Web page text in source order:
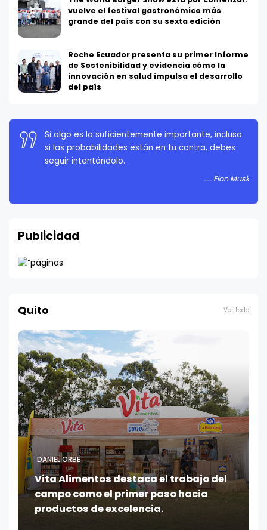
vuelve el festival gastronómico más
grande del país con su sexta edición
Roche Ecuador presenta su primer Informe
de Sostenibilidad y evidencia cómo la
innovación en salud impulsa el desarrollo
del país
La persistencia es muy importante. No debes
rendirte a menos que estés obligado a rendirte.
Publicidad
Quito Ver todo
DANIEL ORBE
Vita Alimentos destaca el trabajo del
campo como el primer paso hacia
productos de excelencia.